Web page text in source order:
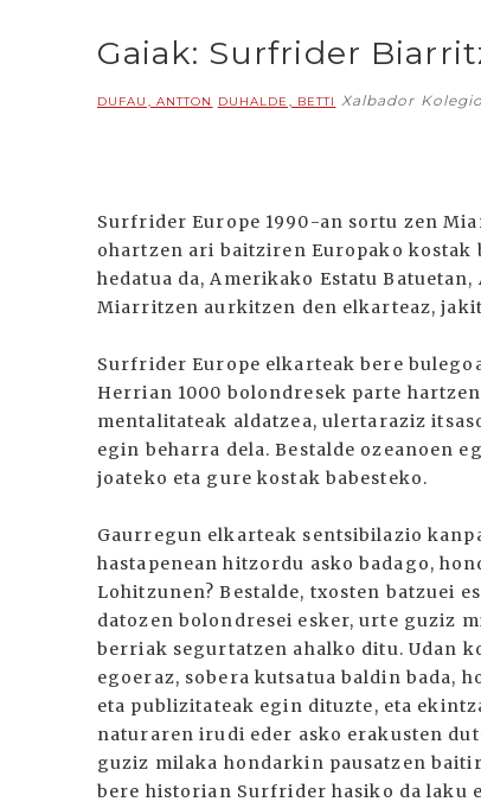
Gaiak: Surfrider
DUFAU, ANTTON DUHALDE, BETTI Xalbador
Surfrider Europe 1990-an sortu zen
ohartzen ari baitziren Europako
hedatua da, Amerikako Estatu
Miarritzen aurkitzen den elkarteaz,
Surfrider Europe elkarteak bere
Herrian 1000 bolondresek parte
mentalitateak aldatzea, ulertaraziz
egin beharra dela. Bestalde ozeanoen
joateko eta gure kostak babesteko.
Gaurregun elkarteak sentsibilazio
hastapenean hitzordu asko badago,
Lohitzunen? Bestalde, txosten batzuei
datozen bolondresei esker, urte guziz
berriak segurtatzen ahalko ditu. Udan
egoeraz, sobera kutsatua baldin bada,
eta publizitateak egin dituzte, eta
naturaren irudi eder asko erakusten
guziz milaka hondarkin pausatzen
bere historian Surfrider hasiko da laku